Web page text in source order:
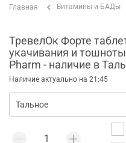
Главная Витамины и БАДы
ТревелОк Форте
укачивания и
Pharm - наличие в
Наличие актуально на 21:45